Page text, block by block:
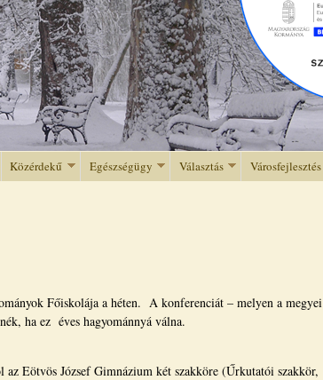
Közérdekű Egészségügy Választás Városfejlesztés
Főiskolája a héten. A konferenciát – melyen a megyei
ha ez éves hagyománnyá válna.
Eötvös József Gimnázium két szakköre (Űrkutatói szakkör,